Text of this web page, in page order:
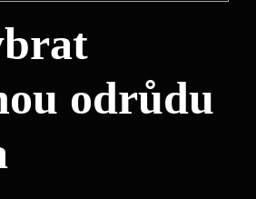
odrůdu